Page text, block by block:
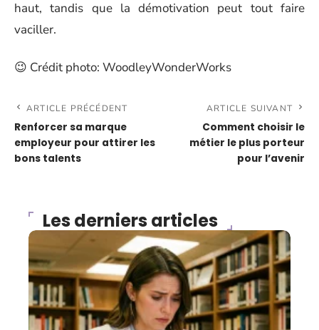
haut, tandis que la démotivation peut tout faire
vaciller.
😉 Crédit photo: WoodleyWonderWorks
ARTICLE PRÉCÉDENT
Renforcer sa marque
employeur pour attirer les
bons talents
ARTICLE SUIVANT
Comment choisir le
métier le plus porteur
pour l’avenir
Les derniers articles